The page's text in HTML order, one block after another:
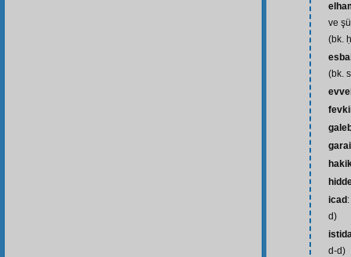
ve
(bk.
(bk.
icad
d)
d-d)